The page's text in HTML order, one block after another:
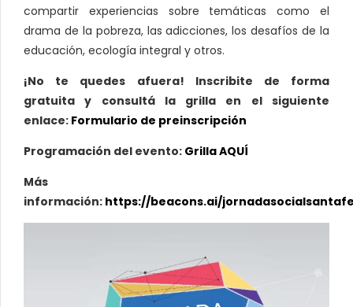
compartir experiencias sobre temáticas como el
drama de la pobreza, las adicciones, los desafíos de la
educación, ecología integral y otros.
¡No te quedes afuera! Inscribite de forma
gratuita y consultá la grilla en el siguiente
enlace: Formulario de preinscripción
Programación del evento: Grilla AQUÍ
Más
información: https://beacons.ai/